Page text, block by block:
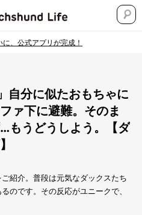
、公式アプリが完成！
自分に似たおもちゃに
ァ下に避難。そのま
もうどうしよう。【ダ
紹介。普段は元気なダックスたち
のです。その反応がユニークで、